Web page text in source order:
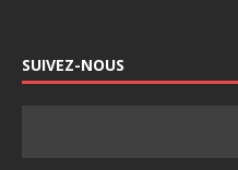
SUIVEZ-NOUS